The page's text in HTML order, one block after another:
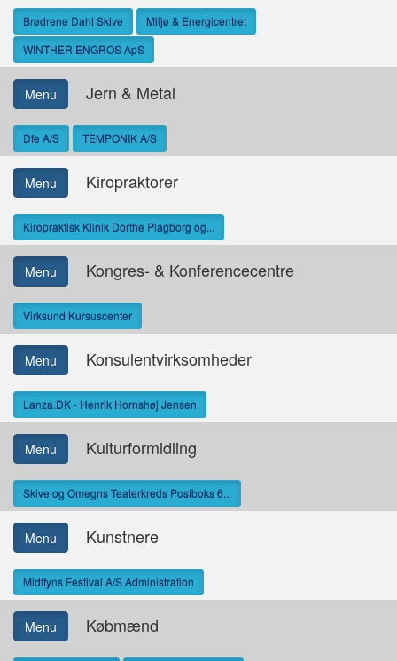
Brødrene Dahl Skive
Miljø & Energicentret
WINTHER ENGROS ApS
Menu Jern & Metal
Dfe A/S TEMPONIK A/S
Menu Kiropraktorer
Kiropraktisk Klinik Dorthe Plagborg og...
Menu Kongres- & Konferencecentre
Virksund Kursuscenter
Menu Konsulentvirksomheder
Lanza.DK - Henrik Hornshøj Jensen
Menu Kulturformidling
Skive og Omegns Teaterkreds Postboks 6...
Menu Kunstnere
Midtfyns Festival A/S Administration
Menu Købmænd